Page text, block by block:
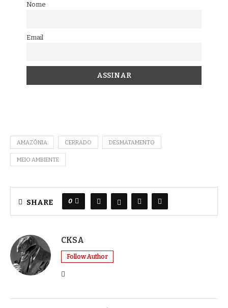
Nome
Email
AMAZÔNIA CERRADO DESMATAMENTO
MEIO AMBIENTE
SHARE 0
CKSA
Follow Author